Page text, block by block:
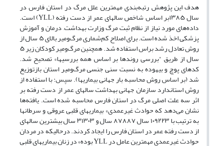
هدف این پژوهش رتبه‌بندی مهمترین علل مرگ در استان فارس در
سال ۱۳۸۵بر اساس شاخص سالهای عمر از دست رفته (YLL) است.
داده‌های مورد نیاز از نظام ثبت مرگ وزارت بهداشت, درمان و آموزش
پزشکی اخذ شده است. برای اصلاح کم‌شماری مرگ‌ومیر بالای ۵ سال از
روش تعادل رشد براس استفاده شد. همچنین مرگ‌ومیر کودکان زیر ۵
سال از طریق "بررسی روندها بر اساس همه بررسیها» تصحیح شد.
کدهای پوچ و بیهوده به نسبت سنی جنسی مرگ‌ومیر استان بازتوزیع
شد (بر اساس روش محاسبه بار جهانی بیماریها). سپس؛ با استفاده از
روش استاندارد سازمان جهانی بهداشت سالهای عمر از دست رفته بر
اثر سه علت اصلی مرگ در استان فارس محاسبه شده است. یافته‌ها
نشان می‌دهد که حوادث غیرعمدی» بیماریهای قلبی عروقی و سرطانها
به ترتیب با ۱۰۹۲۲۳ سال ۸۷۸۸۷ سال و ۳۱۳۰۳ سال بیشترین سالهای
از دست رفته عمر در استان فارس را ایجاد کردند. درحالیکه در مردان
حوادث غیرعمدی مهمترین عامل در YLL بوده» در زنان بیماریهای قلبی